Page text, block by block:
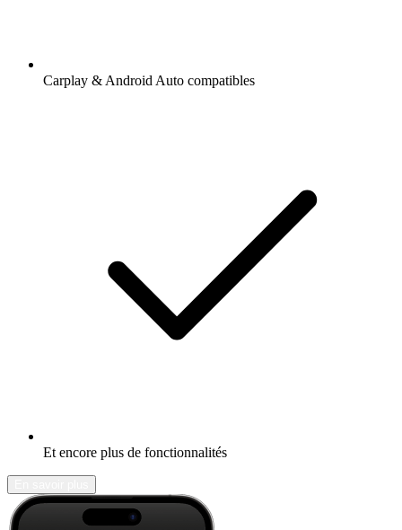
Carplay & Android Auto compatibles
Et encore plus de fonctionnalités